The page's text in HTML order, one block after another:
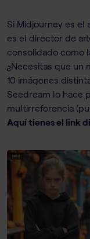
Si Midjourney es el
es el director de
consolidado como
¿Necesitas que un
10 imágenes
Seedream lo hace
multirreferencia
Aquí tienes el link